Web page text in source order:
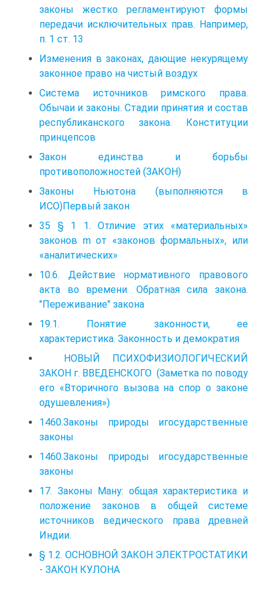
законы жестко регламентируют формы
передачи исключительных прав. Например,
п. 1 ст. 13
Изменения в законах, дающие некурящему
законное право на чистый воздух
Система источников римского права.
Обычаи и законы. Стадии принятия и состав
республиканского закона. Конституции
принцепсов
Закон единства и борьбы
противоположностей (ЗАКОН)
Законы Ньютона (выполняются в
ИСО)Первый закон
35 § 1 1. Отличие этих «материальных»
законов m от «законов формальных», или
«аналитических»
10.6. Действие нормативного правового
акта во времени. Обратная сила закона.
"Переживание" закона
19.1. Понятие законности, ее
характеристика. Законность и демократия
НОВЫЙ ПСИХОФИЗИОЛОГИЧЕСКИЙ
ЗАКОН г. ВВЕДЕНСКОГО (Заметка по поводу
его «Вторичного вызова на спор о законе
одушевления»)
1460.Законы природы игосударственные
законы
1460.Законы природы игосударственные
законы
17. Законы Ману: общая характеристика и
положение законов в общей системе
источников ведического права древней
Индии.
§ 1.2. ОСНОВНОЙ ЗАКОН ЭЛЕКТРОСТАТИКИ
- ЗАКОН КУЛОНА